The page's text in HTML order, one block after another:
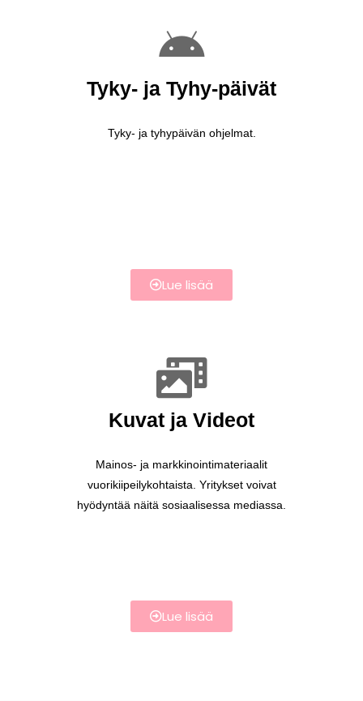
Tyky- ja Tyhy-päivät
Tyky- ja tyhypäivän ohjelmat.
Lue lisää
Kuvat ja Videot
Mainos- ja markkinointimateriaalit
vuorikiipeilykohtaista. Yritykset voivat
hyödyntää näitä sosiaalisessa mediassa.
Lue lisää